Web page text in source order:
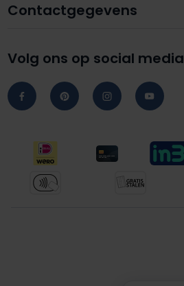
Contactgegevens
Volg ons op social media